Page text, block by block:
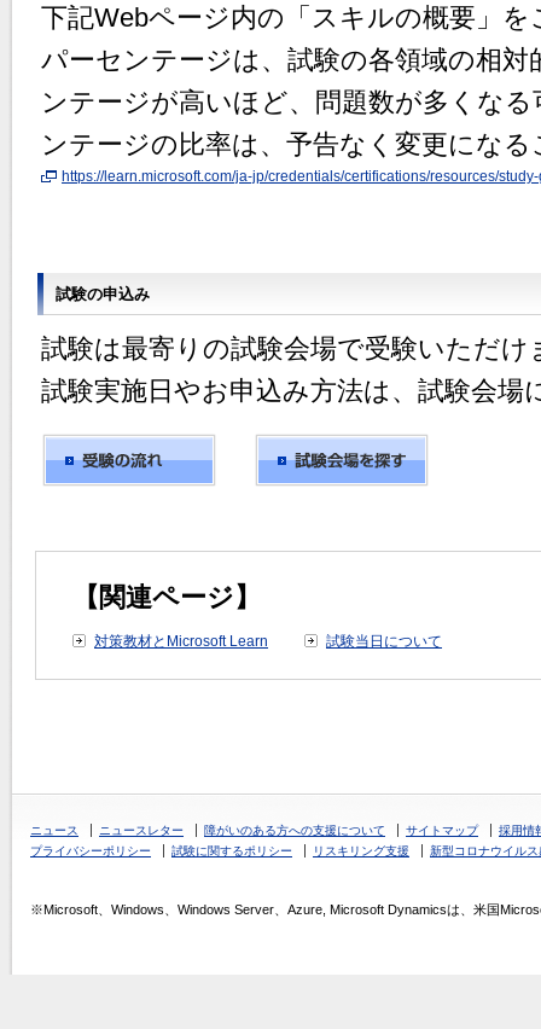
下記Webページ内の「スキルの概要」
パーセンテージは、試験の各領域の相
ンテージが高いほど、問題数が多くな
ンテージの比率は、予告なく変更にな
https://learn.microsoft.com/ja-jp/credentials/certifications/resources/
試験の申込み
試験は最寄りの試験会場で受験いただけ
試験実施日やお申込み方法は、試験会場
【関連ページ】
対策教材とMicrosoft Learn 試験当日について
ニュース ニュースレター 障がいのある方への支援について サイトマップ
採用情
プライバシーポリシー
試験に関するポリシー リスキリング支援 新型コロナウイル
※Microsoft、Windows、Windows Server、Azure, Microsoft Dynamicsは、米国